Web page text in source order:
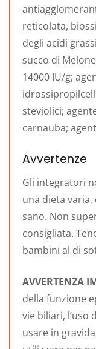
reticolata,
degli acidi
succo di
14000 IU/g;
steviolici;
carnauba;
Avvertenze
Gli integratori
una dieta
sano. Non
consigliata.
bambini al di
AVVERTENZA
della funzione
vie biliari, l’uso
usare in